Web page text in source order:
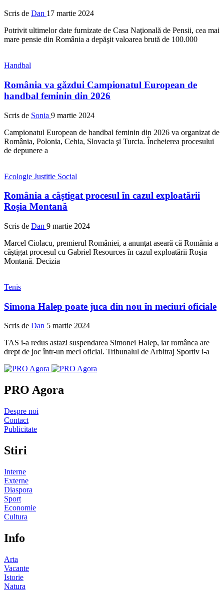
Scris de Dan 17 martie 2024
Potrivit ultimelor date furnizate de Casa Naţională de Pensii, cea mai
mare pensie din România a depăşit valoarea brută de 100.000
Handbal
România va găzdui Campionatul European de
handbal feminin din 2026
Scris de Sonia 9 martie 2024
Campionatul European de handbal feminin din 2026 va organizat de
România, Polonia, Cehia, Slovacia şi Turcia. Încheierea procesului
de depunere a
Ecologie Justitie Social
România a câştigat procesul în cazul exploatării
Roşia Montană
Scris de Dan 9 martie 2024
Marcel Ciolacu, premierul României, a anunţat aseară că România a
câştigat procesul cu Gabriel Resources în cazul exploatării Roşia
Montană. Decizia
Tenis
Simona Halep poate juca din nou în meciuri oficiale
Scris de Dan 5 martie 2024
TAS i-a redus astazi suspendarea Simonei Halep, iar românca are
drept de joc într-un meci oficial. Tribunalul de Arbitraj Sportiv i-a
PRO Agora
Despre noi
Contact
Publicitate
Stiri
Interne
Externe
Diaspora
Sport
Economie
Cultura
Info
Arta
Vacante
Istorie
Natura